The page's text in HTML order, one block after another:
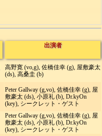
出演者
高野寛 (vo,g), 佐橋佳幸 (g), 屋敷豪太
(ds), 高桑圭 (b)
Peter Gallway (g,vo), 佐橋佳幸 (g), 屋
敷豪太 (ds), 小原礼 (b), Dr.kyOn
(key), シークレット・ゲスト
Peter Gallway (g,vo), 佐橋佳幸 (g), 屋
敷豪太 (ds), 小原礼 (b), Dr.kyOn
(key), シークレット・ゲスト